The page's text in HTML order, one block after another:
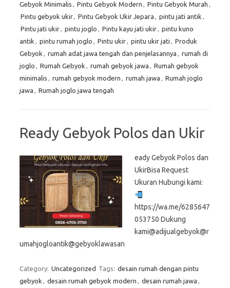
Gebyok Minimalis , Pintu Gebyok Modern , Pintu Gebyok Murah ,
Pintu gebyok ukir, Pintu Gebyok Ukir Jepara , pintu jati antik ,
Pintu jati ukir, pintu joglo , Pintu kayu jati ukir, pintu kuno
antik , pintu rumah joglo , Pintu ukir, pintu ukir jati , Produk
Gebyok , rumah adat jawa tengah dan penjelasannya , rumah di
joglo , Rumah Gebyok , rumah gebyok jawa , Rumah gebyok
minimalis , rumah gebyok modern , rumah jawa , Rumah joglo
jawa , Rumah joglo jawa tengah
Ready Gebyok Polos dan Ukir
eady Gebyok Polos dan
UkirBisa Request
Ukuran Hubungi kami:
https://wa.me/6285647
053750 Dukung
kami@adijualgebyok@r
umahjogloantik@gebyoklawasan
Category: Uncategorized Tags: desain rumah dengan pintu
gebyok , desain rumah gebyok modern , desain rumah jawa ,